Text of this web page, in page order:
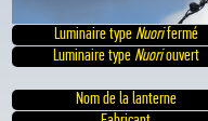
Luminaire type Nuorifermé
Luminaire type Nuoriouvert
Nom de la lanterne